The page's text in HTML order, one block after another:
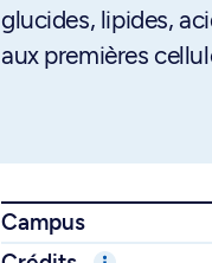
glucides, lipides,
aux premières
Campus